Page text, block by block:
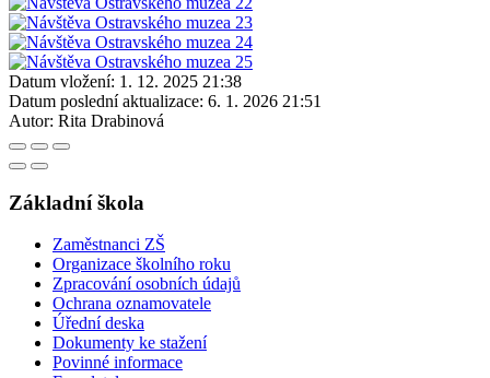
Datum vložení: 1. 12. 2025 21:38
Datum poslední aktualizace: 6. 1. 2026 21:51
Autor: Rita Drabinová
Základní škola
Zaměstnanci ZŠ
Organizace školního roku
Zpracování osobních údajů
Ochrana oznamovatele
Úřední deska
Dokumenty ke stažení
Povinné informace